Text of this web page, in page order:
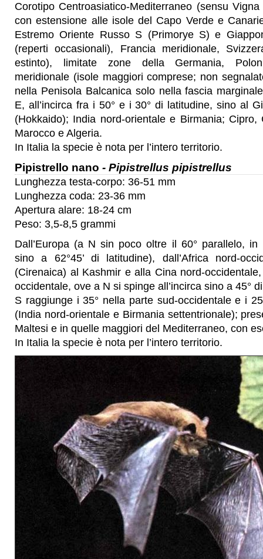
Corotipo Centroasiatico-Mediterraneo (sensu
con estensione alle isole del Capo Verde e
Estremo Oriente Russo S (Primorye S) e
(reperti occasionali), Francia meridionale,
estinto), limitate zone della Germania,
meridionale (isole maggiori comprese; non
nella Penisola Balcanica solo nella fascia
E, all’incirca fra i 50° e i 30° di latitudine, sino al
(Hokkaido); India nord-orientale e Birmania; Cipro,
Marocco e Algeria.
In Italia la specie è nota per l’intero territorio.
Pipistrello nano - Pipistrellus pipistrellus
Lunghezza testa-corpo: 36-51 mm
Lunghezza coda: 23-36 mm
Apertura alare: 18-24 cm
Peso: 3,5-8,5 grammi
Dall’Europa (a N sin poco oltre il 60° parallelo, in
sino a 62°45’ di latitudine), dall’Africa nord-
(Cirenaica) al Kashmir e alla Cina nord-
occidentale, ove a N si spinge all’incirca sino a 45°
S raggiunge i 35° nella parte sud-occidentale e i
(India nord-orientale e Birmania settentrionale);
Maltesi e in quelle maggiori del Mediterraneo, con
In Italia la specie è nota per l’intero territorio.